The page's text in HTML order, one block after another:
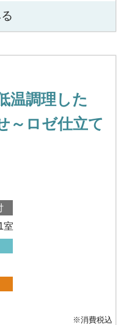
温調理した
～ロゼ仕立て
室
※消費税込